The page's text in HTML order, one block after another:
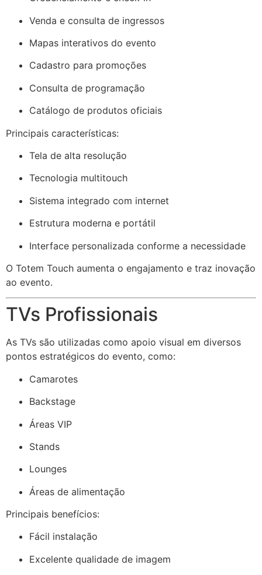
Venda e consulta de ingressos
Mapas interativos do evento
Cadastro para promoções
Consulta de programação
Catálogo de produtos oficiais
Principais características:
Tela de alta resolução
Tecnologia multitouch
Sistema integrado com internet
Estrutura moderna e portátil
Interface personalizada conforme a necessidade
O Totem Touch aumenta o engajamento e traz inovação
ao evento.
TVs Profissionais
As TVs são utilizadas como apoio visual em diversos
pontos estratégicos do evento, como:
Camarotes
Backstage
Áreas VIP
Stands
Lounges
Áreas de alimentação
Principais benefícios:
Fácil instalação
Excelente qualidade de imagem